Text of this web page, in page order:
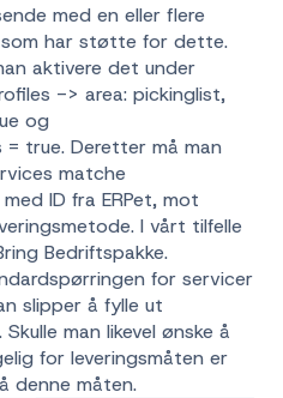
med en eller flere
har støtte for dette.
aktivere det under
-> area: pickinglist,
og
true. Deretter må man
matche
ID fra ERPet, mot
I vårt tilfelle
Bedriftspakke.
for servicer
slipper å fylle ut
man likevel ønske å
for leveringsmåten er
denne måten.